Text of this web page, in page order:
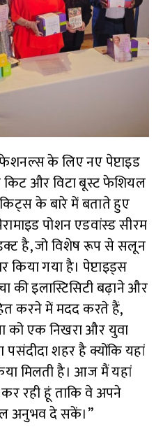
के लिए नए पेप्टाइड
किट और विटा बूस्ट फेशियल
के बारे में बताते हुए
पोशन एडवांस्ड सीरम
है, जो विशेष रूप से सलून
किया गया है। पेप्टाइड्स
की इलास्टिसिटी बढ़ाने और
करने में मदद करते हैं,
को एक निखरा और युवा
शहर है क्योंकि यहां
मिलती है। आज मैं यहां
रही हूं ताकि वे अपने
अनुभव दे सकें।”